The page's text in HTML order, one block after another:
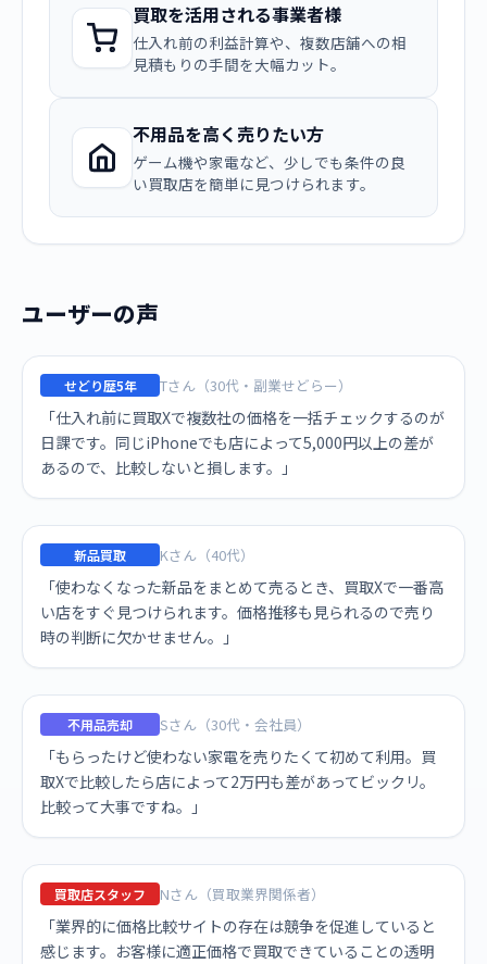
買取を活用される事業者様
仕入れ前の利益計算や、複数店舗への相
見積もりの手間を大幅カット。
不用品を高く売りたい方
ゲーム機や家電など、少しでも条件の良
い買取店を簡単に見つけられます。
ユーザーの声
せどり歴5年 Tさん（30代・副業せどらー）
「仕入れ前に買取Xで複数社の価格を一括チェックするのが
日課です。同じiPhoneでも店によって5,000円以上の差が
あるので、比較しないと損します。」
新品買取 Kさん（40代）
「使わなくなった新品をまとめて売るとき、買取Xで一番高
い店をすぐ見つけられます。価格推移も見られるので売り
時の判断に欠かせません。」
不用品売却 Sさん（30代・会社員）
「もらったけど使わない家電を売りたくて初めて利用。買
取Xで比較したら店によって2万円も差があってビックリ。
比較って大事ですね。」
買取店スタッフ Nさん（買取業界関係者）
「業界的に価格比較サイトの存在は競争を促進していると
感じます。お客様に適正価格で買取できていることの透明